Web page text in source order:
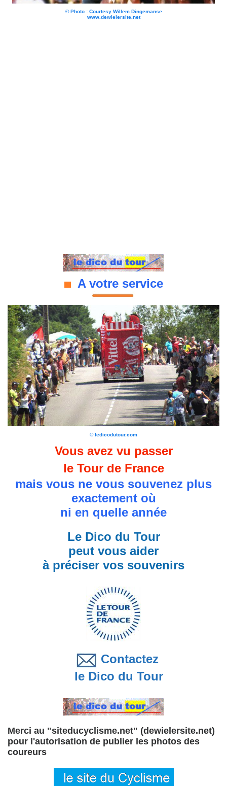
© Photo : Courtesy Willem Dingemanse
www.dewielersite.net
A votre service
© ledicodutour.com
Vous avez vu passer
le Tour de France
mais vous ne vous souvenez plus
exactement où
ni en quelle année
Le Dico du Tour
peut vous aider
à préciser vos souvenirs
Contactez
le Dico du Tour
Merci au "siteducyclisme.net" (dewielersite.net)
pour l'autorisation de publier les photos des
coureurs